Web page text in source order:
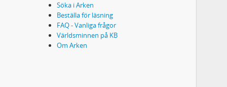
Söka i Arken
Beställa för läsning
FAQ - Vanliga frågor
Världsminnen på KB
Om Arken